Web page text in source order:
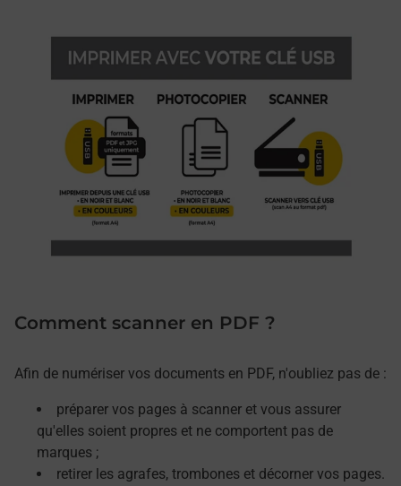
Comment scanner en PDF ?
Afin de numériser vos documents en PDF, n'oubliez pas de :
préparer vos pages à scanner et vous assurer
qu'elles soient propres et ne comportent pas de
marques ;
retirer les agrafes, trombones et décorner vos pages.